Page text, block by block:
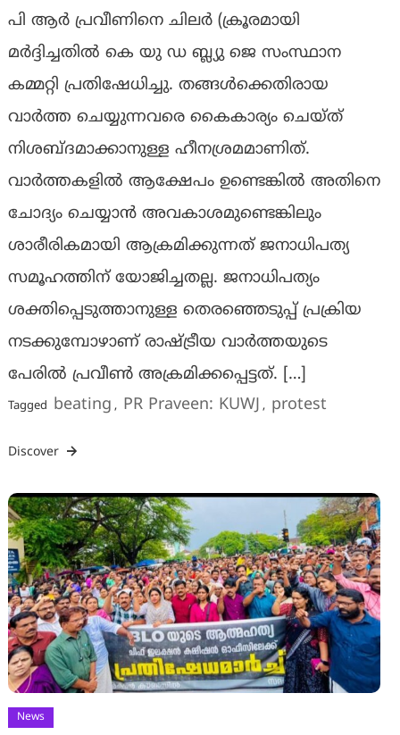
പി ആർ പ്രവീണിനെ ചിലർ (ക്രൂരമായി
മർദ്ദിച്ചതിൽ കെ യു ഡ ബ്ല്യു ജെ സംസ്ഥാന
കമ്മറ്റി പ്രതിഷേധിച്ചു. തങ്ങൾക്കെതിരായ
വാർത്ത ചെയ്യുന്നവരെ കൈകാര്യം ചെയ്‌ത്‌
നിശബ്ദമാക്കാനുള്ള ഹീനശ്രമമാണിത്.
വാർത്തകളിൽ ആക്ഷേപം ഉണ്ടെങ്കിൽ അതിനെ
ചോദ്യം ചെയ്യാൻ അവകാശമുണ്ടെങ്കിലും
ശാരീരികമായി ആക്രമിക്കുന്നത് ജനാധിപത്യ
സമൂഹത്തിന് യോജിച്ചതല്ല. ജനാധിപത്യം
ശക്തിപ്പെടുത്താനുള്ള തെരഞ്ഞെടുപ്പ് പ്രക്രിയ
നടക്കുമ്പോഴാണ് രാഷ്ട്രീയ വാർത്തയുടെ
പേരിൽ പ്രവീൺ അക്രമിക്കപ്പെട്ടത്. […]
Tagged beating , PR Praveen: KUWJ , protest
Discover
News